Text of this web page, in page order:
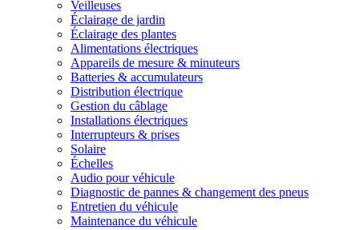
Veilleuses
Éclairage de jardin
Éclairage des plantes
Alimentations électriques
Appareils de mesure & minuteurs
Batteries & accumulateurs
Distribution électrique
Gestion du câblage
Installations électriques
Interrupteurs & prises
Solaire
Échelles
Audio pour véhicule
Diagnostic de pannes & changement des pneus
Entretien du véhicule
Maintenance du véhicule